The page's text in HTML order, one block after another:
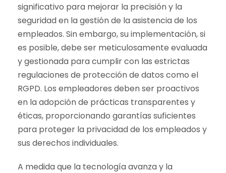
significativo para mejorar la precisión y la
seguridad en la gestión de la asistencia de los
empleados. Sin embargo, su implementación, si
es posible, debe ser meticulosamente evaluada
y gestionada para cumplir con las estrictas
regulaciones de protección de datos como el
RGPD. Los empleadores deben ser proactivos
en la adopción de prácticas transparentes y
éticas, proporcionando garantías suficientes
para proteger la privacidad de los empleados y
sus derechos individuales.
A medida que la tecnología avanza y la